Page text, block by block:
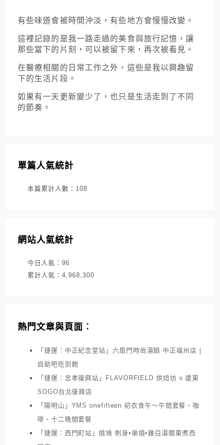
有些味道會被時間沖淡，有些地方會慢慢改變。
這裡記錄的是我一路走過的美食與旅行記憶，讓
那些當下的片刻，可以被留下來，再次被看見。
在醫療相關的日常工作之外，這些是我以興趣留
下的生活片段。
如果有一天更新變少了，也只是生活走到了不同
的節奏。
單篇人氣統計
本篇累計人數： 108
網站人氣統計
今日人氣： 96
累計人氣： 4,968,300
熱門文章與頁面︰
「捷運：中正紀念堂站」六扇門時尚湯鍋 中正福州店 |
自助吧吃到飽
「捷運：忠孝復興站」FLAVORFIELD 烘焙坊 x 遠東
SOGO台北復興店
「陽明山」YMS onefifteen 初衣食午～午間套餐、咖
啡、十二晚間套餐
「捷運：西門町站」燒鳩 刺身•串燒•雞白湯關東煮西